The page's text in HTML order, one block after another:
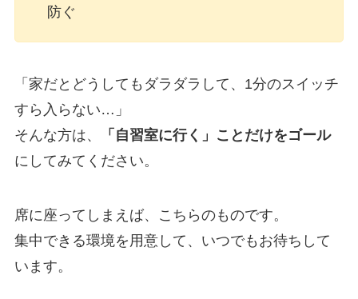
防ぐ
「家だとどうしてもダラダラして、1分のスイッチ
すら入らない…」
そんな方は、
「自習室に行く」ことだけをゴール
にしてみてください。
席に座ってしまえば、こちらのものです。
集中できる環境を用意して、いつでもお待ちして
います。